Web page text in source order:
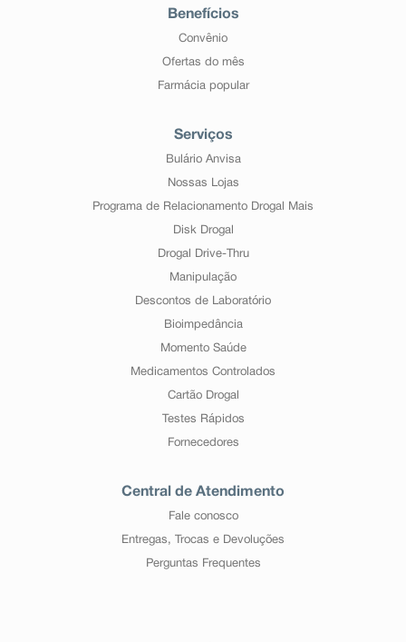
Benefícios
Convênio
Ofertas do mês
Farmácia popular
Serviços
Bulário Anvisa
Nossas Lojas
Programa de Relacionamento Drogal Mais
Disk Drogal
Drogal Drive-Thru
Manipulação
Descontos de Laboratório
Bioimpedância
Momento Saúde
Medicamentos Controlados
Cartão Drogal
Testes Rápidos
Fornecedores
Central de Atendimento
Fale conosco
Entregas, Trocas e Devoluções
Perguntas Frequentes